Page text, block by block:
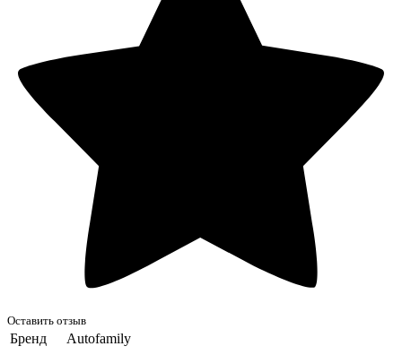
Оставить отзыв
Бренд Autofamily